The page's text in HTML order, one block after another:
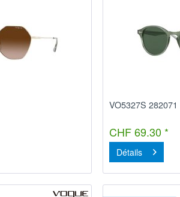
VO5327S 282071
CHF 69.30 *
Détails